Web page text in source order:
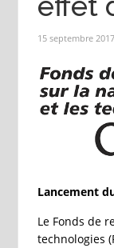
15 septembre 2017
Lancement
Le Fonds de
technologies